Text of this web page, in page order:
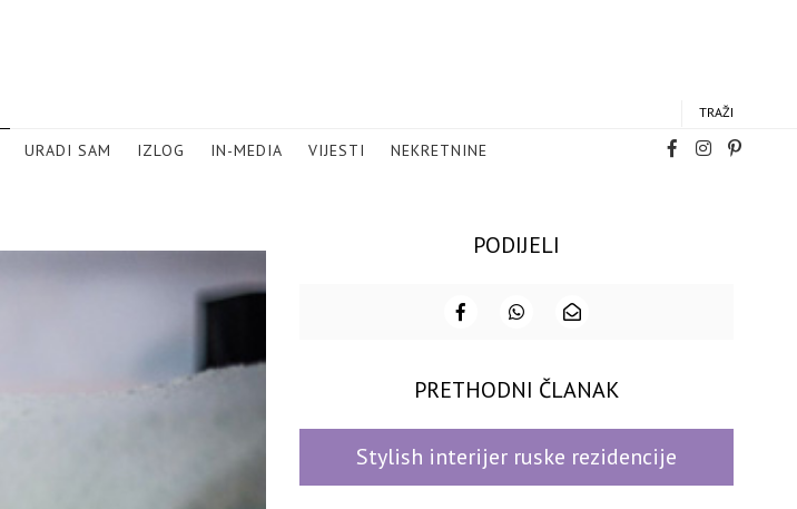
TRAŽI
URADI SAM IZLOG IN-MEDIA VIJESTI NEKRETNINE
PODIJELI
PRETHODNI ČLANAK
Stylish interijer ruske rezidencije